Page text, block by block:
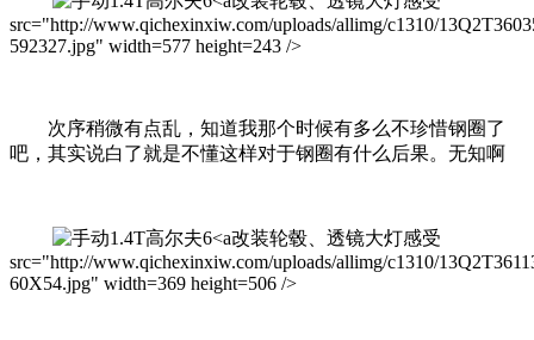
src="http://www.qichexinxiw.com/uploads/allimg/c1310/
592327.jpg" width=577 height=243 />
次序稍微有点乱，知道我那个时候有多么不珍惜钢圈了
吧，其实说白了就是不懂这样对于钢圈有什么后果。无知啊
改装轮毂、透镜大灯感受
src="http://www.qichexinxiw.com/uploads/allimg/c1310/
60X54.jpg" width=369 height=506 />